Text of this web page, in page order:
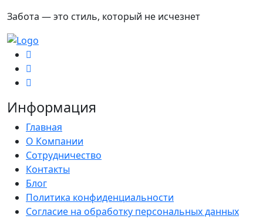
Забота — это стиль, который не исчезнет
Информация
Главная
О Компании
Сотрудничество
Контакты
Блог
Политика конфиденциальности
Согласие на обработку персональных данных